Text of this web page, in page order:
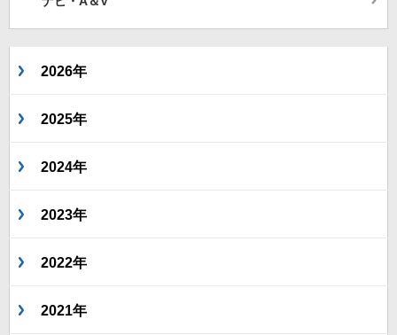
2026年
2025年
2024年
2023年
2022年
2021年